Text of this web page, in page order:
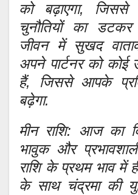
को बढ़ाएगा,
चुनौतियों का
जीवन में सुखद
अपने पार्टनर को कोई
हैं, जिससे आपके
बढ़ेगा.
मीन राशि: आज का
भावुक और
राशि के प्रथम भाव में
के साथ चंद्रमा की